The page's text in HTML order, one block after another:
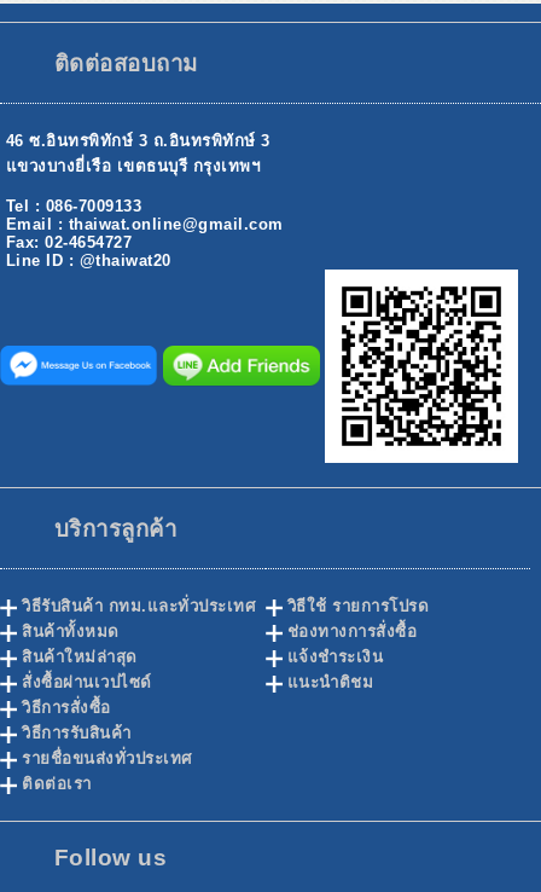
ติดต่อสอบถาม
46 ซ.อินทรพิทักษ์ 3 ถ.อินทรพิทักษ์ 3
แขวงบางยี่เรือ เขตธนบุรี กรุงเทพฯ
Tel : 086-7009133
Email : thaiwat.online@gmail.com
Fax: 02-4654727
Line ID : @thaiwat20
บริการลูกค้า
วิธีรับสินค้า กทม.และทั่วประเทศ
สินค้าทั้งหมด
สินค้าใหม่ล่าสุด
สั่งซื้อผ่านเวปไซด์
วิธีการสั่งซื้อ
วิธีการรับสินค้า
รายชื่อขนส่งทั่วประเทศ
ติดต่อเรา
วิธีใช้ รายการโปรด
ช่องทางการสั่งซื้อ
แจ้งชำระเงิน
แนะนำติชม
Follow us